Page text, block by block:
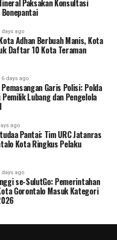
Paksakan Konsultasi
days ago
Adhan Berbuah Manis, Kota
Daftar 10 Kota Teraman
6 days ago
Garis Polisi: Polda
Lubang dan Pengelola
ago
Pantai: Tim URC Jatanras
Kota Ringkus Pelaku
days ago
se-SulutGo: Pemerintahan
Gorontalo Masuk Kategori